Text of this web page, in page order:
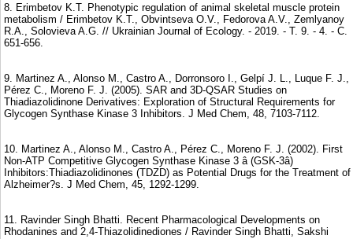
8. Erimbetov K.T. Phenotypic regulation of animal skeletal muscle protein
metabolism / Erimbetov K.T., Obvintseva O.V., Fedorova A.V., Zemlyanoy
R.A., Solovieva A.G. // Ukrainian Journal of Ecology. - 2019. - Т. 9. - 4. - С.
651-656.
9. Martinez A., Alonso M., Castro A., Dorronsoro I., Gelpí J. L., Luque F. J.,
Pérez C., Moreno F. J. (2005). SAR and 3D-QSAR Studies on
Thiadiazolidinone Derivatives: Exploration of Structural Requirements for
Glycogen Synthase Kinase 3 Inhibitors. J Med Chem, 48, 7103-7112.
10. Martinez A., Alonso M., Castro A., Pérez C., Moreno F. J. (2002). First
Non-ATP Competitive Glycogen Synthase Kinase 3 â (GSK-3â)
Inhibitors:Thiadiazolidinones (TDZD) as Potential Drugs for the Treatment of
Alzheimer?s. J Med Chem, 45, 1292-1299.
11. Ravinder Singh Bhatti. Recent Pharmacological Developments on
Rhodanines and 2,4-Thiazolidinediones / Ravinder Singh Bhatti, Sakshi